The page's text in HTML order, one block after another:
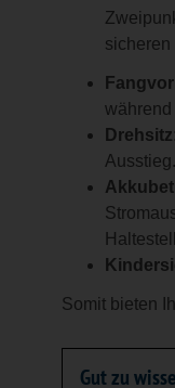
sicheren
während
Ausstieg.
Somit bieten
Gut zu